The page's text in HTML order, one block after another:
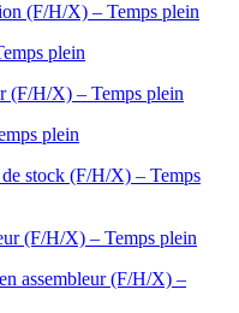
(F/H/X) – Temps plein
plein
(F/H/X) – Temps plein
plein
stock (F/H/X) – Temps
(F/H/X) – Temps plein
assembleur (F/H/X) –